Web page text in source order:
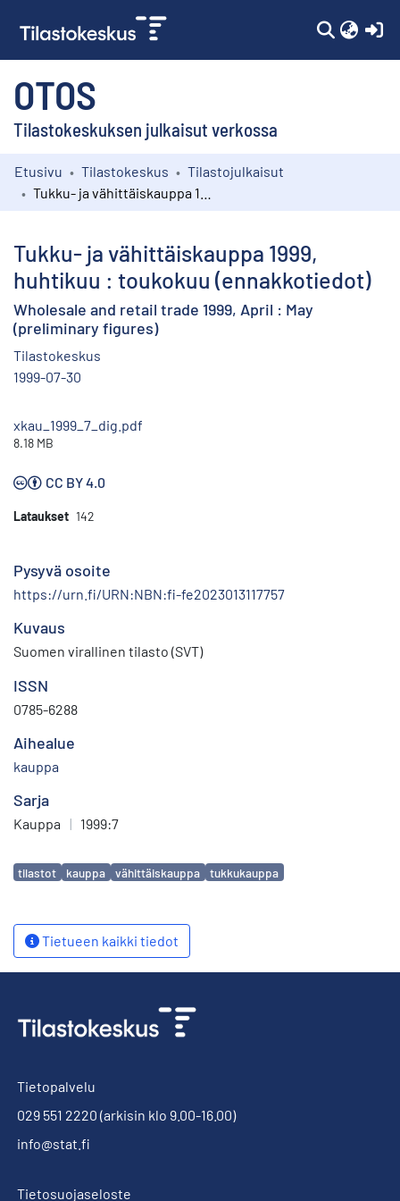
OTOS
Tilastokeskuksen julkaisut verkossa
Kokoelmat
Etusivu Tilastokeskus
Tilastojulkaisut
Tukku- ja vähittäiskauppa 1999,
huhtikuu : toukokuu (ennakkotiedot)
Wholesale and retail trade 1999, April : May
(preliminary figures)
Tilastokeskus
1999-07-30
xkau_1999_7_dig.pdf
8.18 MB
CC BY 4.0
Lataukset 142
Pysyvä osoite
https://urn.fi/URN:NBN:fi-fe2023013117757
Kuvaus
Suomen virallinen tilasto (SVT)
ISSN
0785-6288
Aihealue
kauppa
Sarja
Kauppa | 1999:7
Avainsanat
tilastot kauppa vähittäiskauppa tukkukauppa
Tietueen kaikki tiedot
Tietopalvelu
029 551 2220 (arkisin klo 9.00-16.00)
info@stat.fi
Tietosuojaseloste